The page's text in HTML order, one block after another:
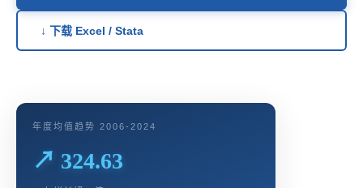
↓ 下载 Excel / Stata
年度均值趋势 2006-2024
↗ 324.63